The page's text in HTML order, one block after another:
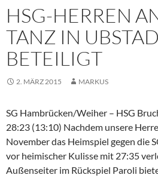
HSG-HERREN AN
ANZ IN UBSTADT
ETEILIGT
2. MÄRZ 2015 MARKUS
SG Hambrücken/Weiher – HSG
28:23 (13:10) Nachdem unsere
November das Heimspiel gegen die
vor heimischer Kulisse mit 27:35
Außenseiter im Rückspiel Paroli